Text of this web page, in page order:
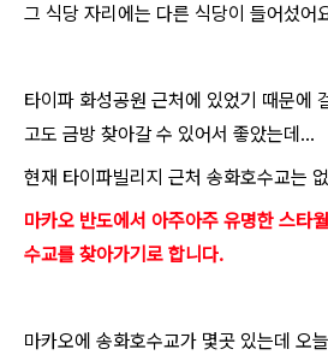
그 식당 자리에는 다른 식당이 들어섰어
타이파 화성공원 근처에 있었기 때문에
고도 금방 찾아갈 수 있어서 좋았는데...
현재 타이파빌리지 근처 송화호수교는
마카오 반도에서 아주아주 유명한 스타
수교를 찾아가기로 합니다.
마카오에 송화호수교가 몇곳 있는데 오